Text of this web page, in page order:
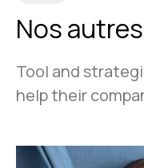
Nos
Tool and
help their